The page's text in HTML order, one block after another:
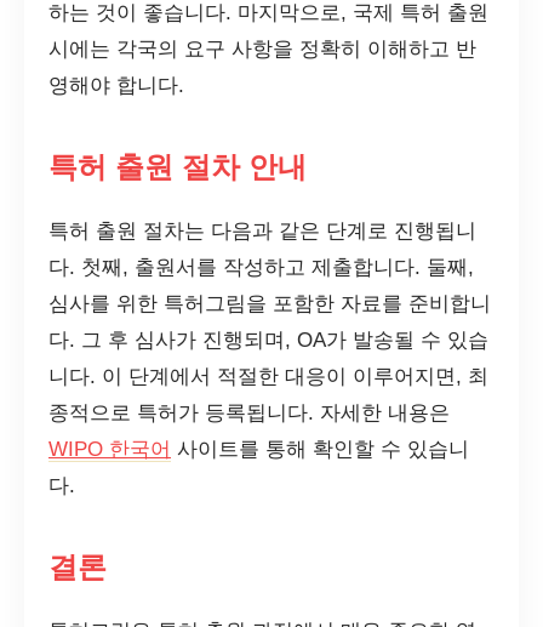
하는 것이 좋습니다. 마지막으로, 국제 특허 출원
시에는 각국의 요구 사항을 정확히 이해하고 반
영해야 합니다.
특허 출원 절차 안내
특허 출원 절차는 다음과 같은 단계로 진행됩니
다. 첫째, 출원서를 작성하고 제출합니다. 둘째,
심사를 위한 특허그림을 포함한 자료를 준비합니
다. 그 후 심사가 진행되며, OA가 발송될 수 있습
니다. 이 단계에서 적절한 대응이 이루어지면, 최
종적으로 특허가 등록됩니다. 자세한 내용은
WIPO 한국어 사이트를 통해 확인할 수 있습니
다.
결론